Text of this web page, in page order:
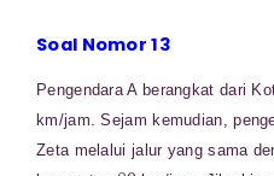
Soal Nomor 13
Pengendara A berangkat dari
km/jam. Sejam kemudian,
Zeta melalui jalur yang sama
80